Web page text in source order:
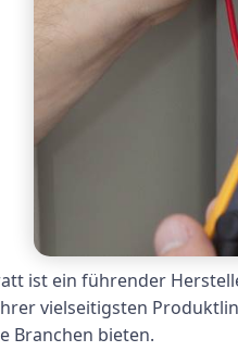
ist ein führender
vielseitigsten
Branchen bieten.